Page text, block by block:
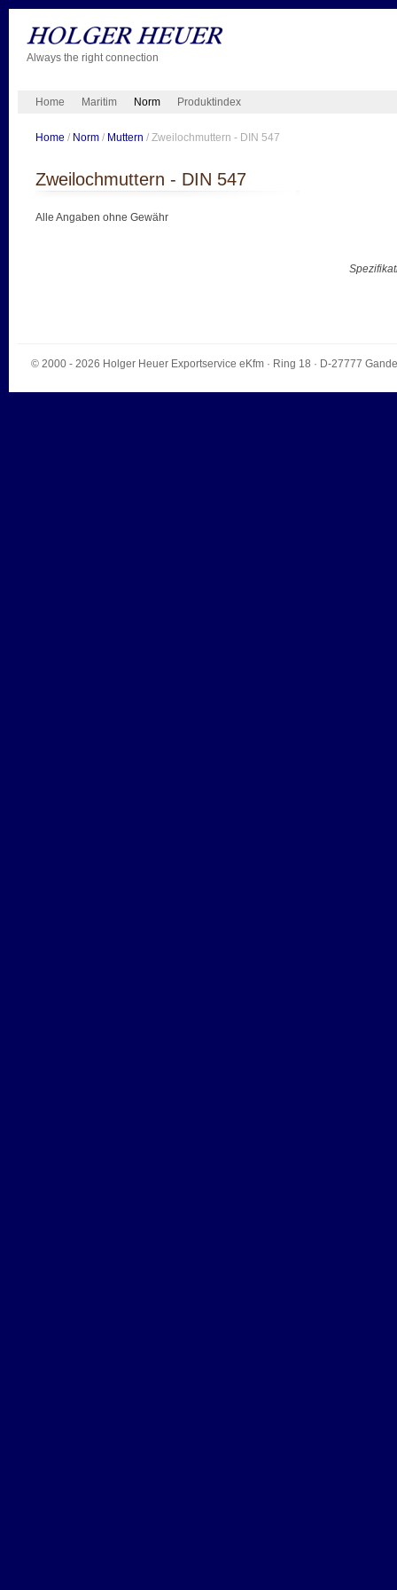
Always the right connection
Home Maritim Norm Produktindex
Home / Norm/ Muttern / Zweilochmuttern - DIN 547
Zweilochmuttern - DIN 547
Alle Angaben ohne Gewähr
© 2000 - 2026 Holger Heuer Exportservice eKfm· Ring 18 · D-27777